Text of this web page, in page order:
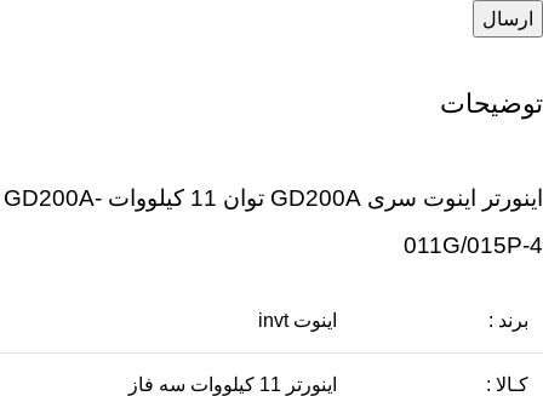
توضیحات
اینورتر اینوت سری GD200A توان 11 کیلووات GD200A-
011G/015P-4
برند : اینوت invt
کـالا : اينورتر 11 کیلووات سه فاز